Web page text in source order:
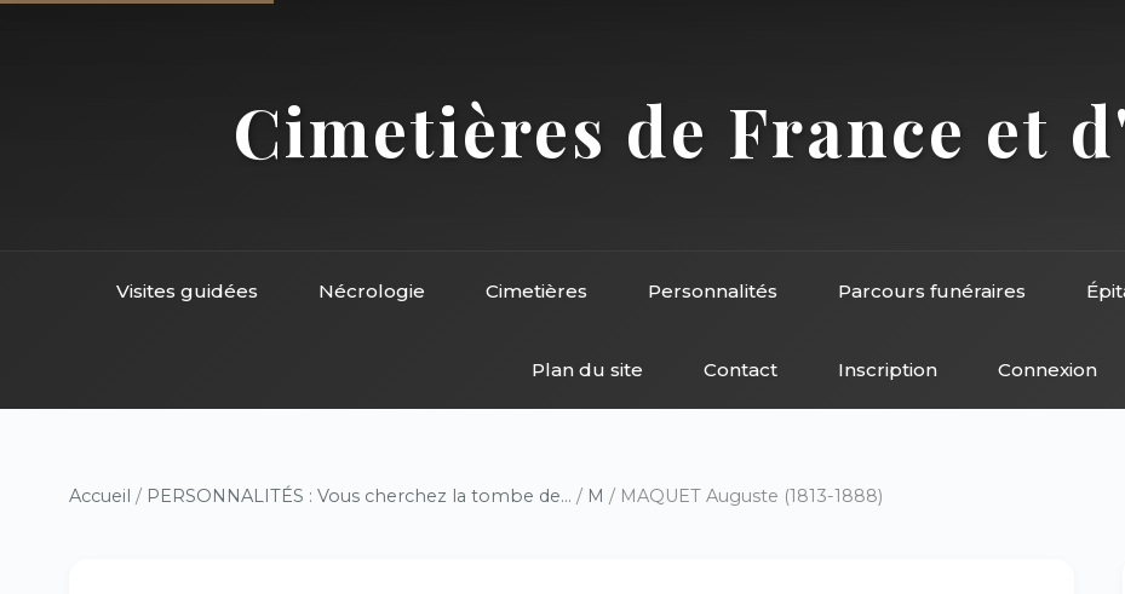
Cimetières de France et
Visites guidées Nécrologie Cimetières Personnalités Parcours funéraires
Plan du site Contact Inscription Connexion
Accueil / PERSONNALITÉS : Vous cherchez la tombe de... / M / MAQUET Auguste (1813-1888)